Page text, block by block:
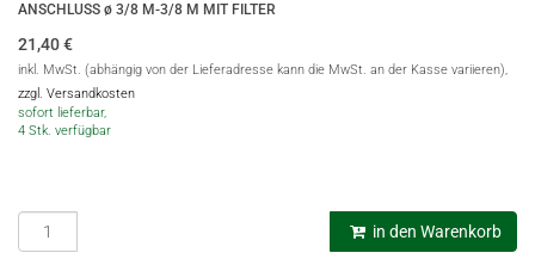
ANSCHLUSS ø 3/8 M-3/8 M MIT FILTER
21,40€
inkl. MwSt. (abhängig von der Lieferadresse kann die MwSt. an der Kasse variieren),
zzgl. Versandkosten
sofort lieferbar,
4 Stk. verfügbar
in den Warenkorb